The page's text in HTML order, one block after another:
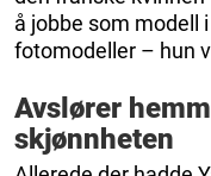
å jobbe som modell
fotomodeller – hun
Avslører
skjønnheten